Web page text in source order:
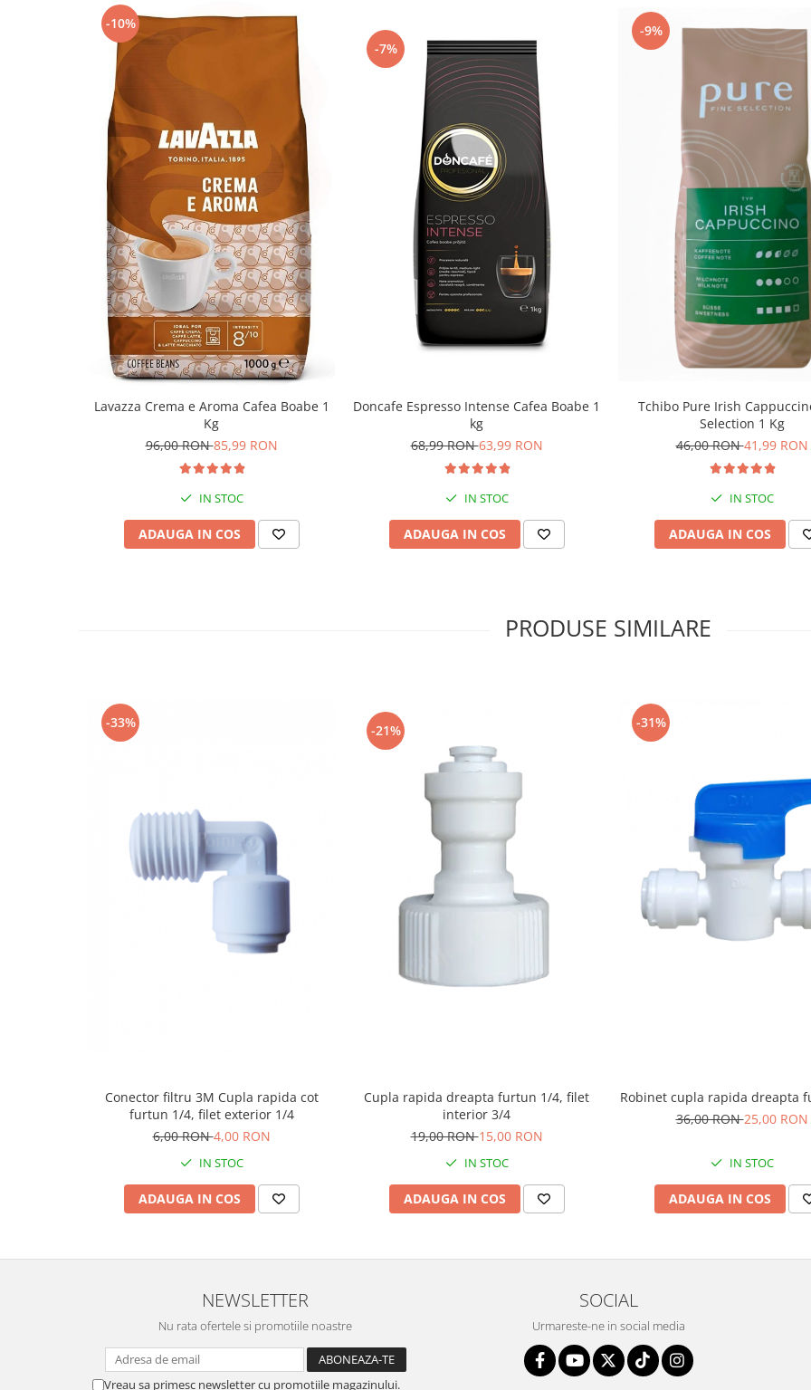
apa/regenerare (L)
Compartiment sare (Kg) 50
Latime (cm) 31
Adancime (cm) 43,5
Inaltime (cm) 113,5 113,5
Greutate (Kg)
Notă: Toate calculele se bazează pe setarea dozei de sare de 120 g/L de rasina
Recomandată atât pentru ansambluri rezidențiale cât și pentru HoReCa (bucătării/baruri)
-10%
Lavazza Crema e Aroma Cafea Boabe 1
Kg
96,00 RON85,99 RON
IN STOC
ADAUGA IN COS
-7%
Doncafe Espresso Intense Cafea Boabe 1
kg
68,99 RON63,99 RON
IN STOC
ADAUGA IN COS
-9%
Tchibo Pure Irish
Selection 1 Kg
46,00 RON41,99 RON
IN STOC
ADAUGA IN COS
PRODUSE SIMILARE
-33%
Conector filtru 3M Cupla rapida cot
furtun 1/4, filet exterior 1/4
6,00 RON4,00 RON
IN STOC
ADAUGA IN COS
-21%
Cupla rapida dreapta furtun 1/4, filet
interior 3/4
19,00 RON15,00 RON
IN STOC
ADAUGA IN COS
-31%
Robinet cupla rapida dreapta
36,00 RON25,00 RON
IN STOC
ADAUGA IN COS
NEWSLETTER
Nu rata ofertele si promotiile noastre
Vreau sa primesc newsletter cu promotiile magazinului.
SOCIAL
Urmareste-ne in social media